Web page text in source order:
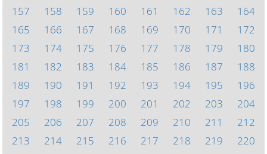
157
158 159 160 161 162 163
164
165
166 167 168 169 170 171
172
173
174 175 176 177 178 179
180
181
182 183 184 185 186 187
188
189
190 191 192 193 194 195
196
197
198 199 200 201 202 203
204
205
206 207 208 209 210 211
212
213
214 215 216 217 218 219
220